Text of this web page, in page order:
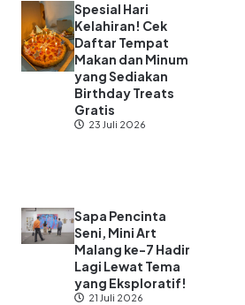
Spesial Hari
Kelahiran! Cek
Daftar Tempat
Makan dan Minum
yang Sediakan
Birthday Treats
Gratis
23 Juli 2026
Sapa Pencinta
Seni, Mini Art
Malang ke-7 Hadir
Lagi Lewat Tema
yang Eksploratif!
21 Juli 2026